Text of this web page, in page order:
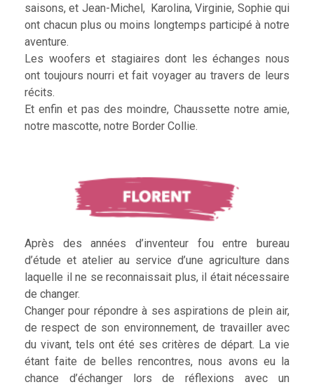
saisons, et Jean-Michel, Karolina, Virginie, Sophie qui
ont chacun plus ou moins longtemps participé à notre
aventure.
Les woofers et stagiaires dont les échanges nous
ont toujours nourri et fait voyager au travers de leurs
récits.
Et enfin et pas des moindre, Chaussette notre amie,
notre mascotte, notre Border Collie.
Après des années d’inventeur fou entre bureau
d’étude et atelier au service d’une agriculture dans
laquelle il ne se reconnaissait plus, il était nécessaire
de changer.
Changer pour répondre à ses aspirations de plein air,
de respect de son environnement, de travailler avec
du vivant, tels ont été ses critères de départ. La vie
étant faite de belles rencontres, nous avons eu la
chance d’échanger lors de réflexions avec un